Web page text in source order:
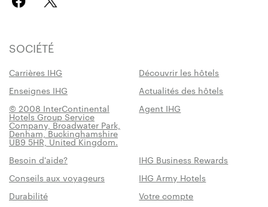
SOCIÉTÉ
Carrières IHG
Découvrir les hôtels
Enseignes IHG
Actualités des hôtels
© 2008 InterContinental
Hotels Group Service
Company, Broadwater Park,
Denham, Buckinghamshire
UB9 5HR, United Kingdom.
Agent IHG
Besoin d'aide?
IHG Business Rewards
Conseils aux voyageurs
IHG Army Hotels
Durabilité
Votre compte